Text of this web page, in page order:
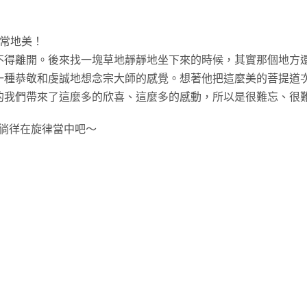
地美！
離開。後來找一塊草地靜靜地坐下來的時候，其實那個地
恭敬和虔誠地想念宗大師的感覺。想著他把這麼美的菩提
們帶來了這麼多的欣喜、這麼多的感動，所以是很難忘、很
徉在旋律當中吧～